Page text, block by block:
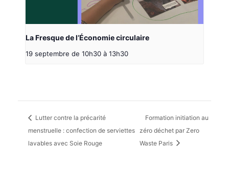
La Fresque de l’Économie circulaire
19 septembre de 10h30 à 13h30
Lutter contre la précarité
menstruelle : confection de serviettes
lavables avec Soie Rouge
Formation initiation au
zéro déchet par Zero
Waste Paris